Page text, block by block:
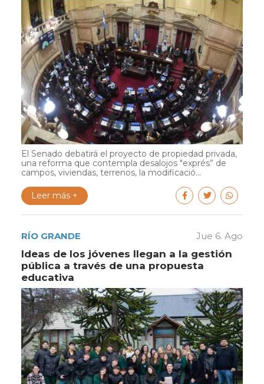
El Senado debatirá el proyecto de propiedad privada,
una reforma que contempla desalojos "exprés” de
campos, viviendas, terrenos, la modificació...
Leer más +
RÍO GRANDE Jue 6. Ago
Ideas de los jóvenes llegan a la gestión
pública a través de una propuesta
educativa